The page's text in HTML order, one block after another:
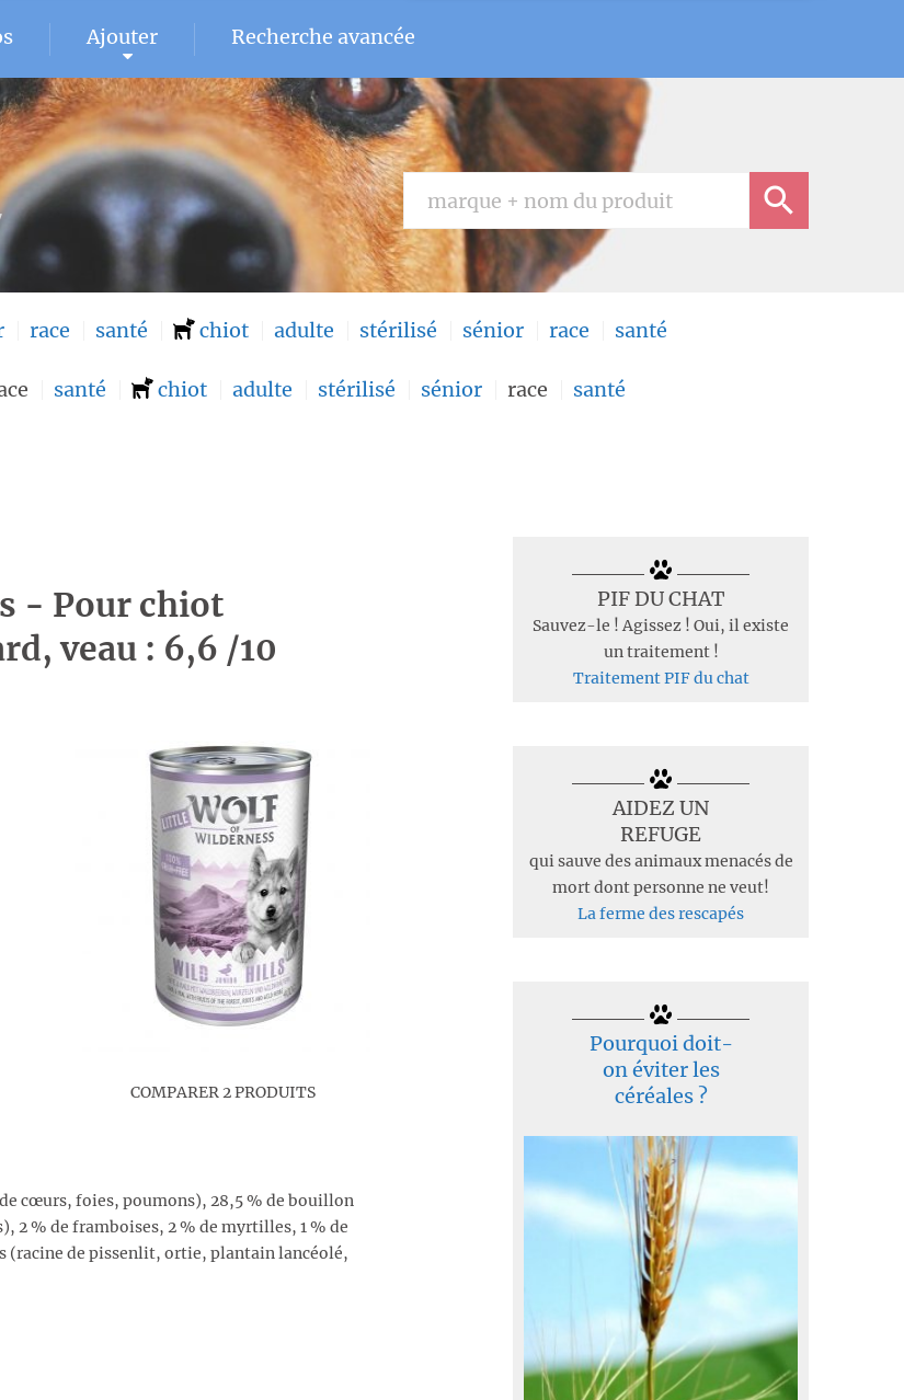
Ajouter Recherche avancée
race santé chiot adulte stérilisé sénior race santé
santé chiot adulte stérilisé sénior race santé
- Pour chiot
veau : 6,6 /10
COMPARER 2 PRODUITS
cœurs, foies, poumons), 28,5 % de bouillon
2 % de framboises, 2 % de myrtilles, 1 % de
(racine de pissenlit, ortie, plantain lancéolé,
PIF DU CHAT
Sauvez-le ! Agissez ! Oui, il existe
un traitement !
Traitement PIF du chat
AIDEZ UN
REFUGE
qui sauve des animaux menacés de
mort dont personne ne veut!
La ferme des rescapés
Pourquoi doit-
on éviter les
céréales ?